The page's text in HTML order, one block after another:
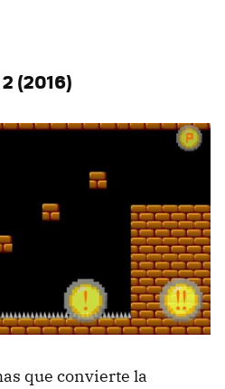
(2016)
que convierte la